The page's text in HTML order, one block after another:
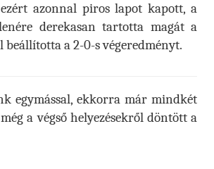
azonnal piros lapot kapott, a
derekasan tartotta magát a
beállította a 2-0-s végeredményt.
egymással, ekkorra már mindkét
a végső helyezésekről döntött a